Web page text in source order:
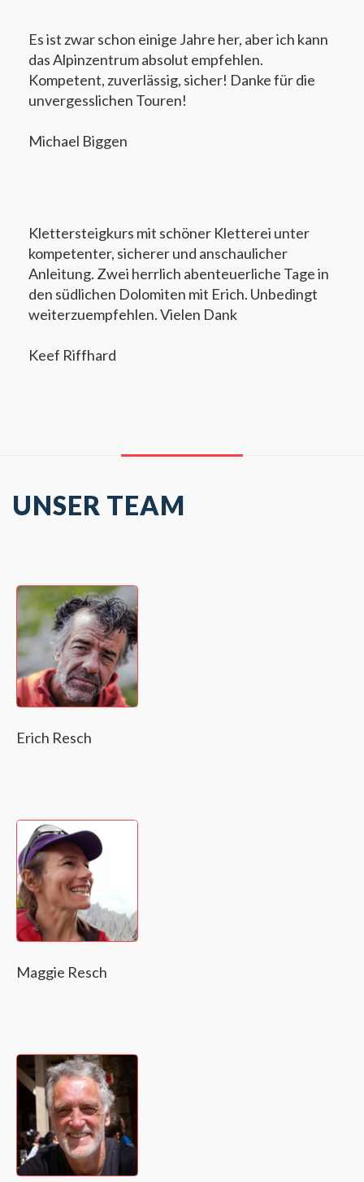
Es ist zwar schon einige Jahre her, aber ich kann
das Alpinzentrum absolut empfehlen.
Kompetent, zuverlässig, sicher! Danke für die
unvergesslichen Touren!
Michael Biggen
Klettersteigkurs mit schöner Kletterei unter
kompetenter, sicherer und anschaulicher
Anleitung. Zwei herrlich abenteuerliche Tage in
den südlichen Dolomiten mit Erich. Unbedingt
weiterzuempfehlen. Vielen Dank
Keef Riffhard
UNSER TEAM
Erich Resch
Maggie Resch